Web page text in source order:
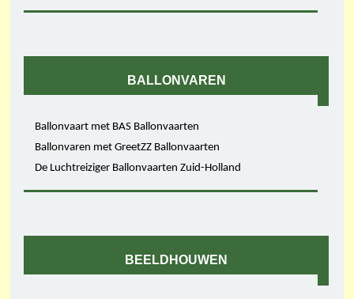
BALLONVAREN
Ballonvaart met BAS Ballonvaarten
Ballonvaren met GreetZZ Ballonvaarten
De Luchtreiziger Ballonvaarten Zuid-Holland
BEELDHOUWEN